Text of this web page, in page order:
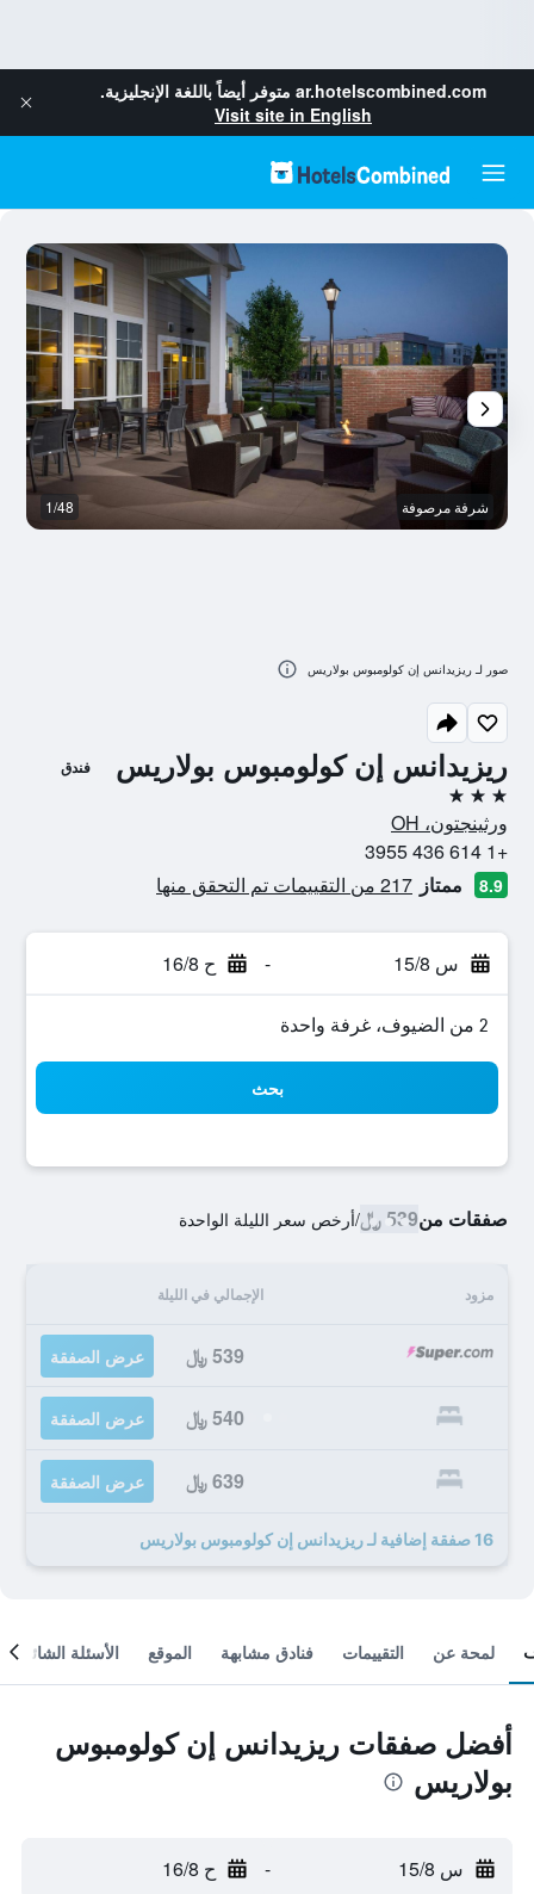
ar.hotelscombined.com متوفر أيضاً باللغة الإنجليزية.
Visit site in English
ريزيدانس إن كولومبوس بولاريس فندق
3 نجوم
ورثينجتون، OH
+1 614 436 3955
8.9 ممتاز 217 من التقييمات تم التحقق منها
س 15/8 - ح 16/8
2 من الضيوف، غرفة واحدة
بحث
صفقات من539 ﷼ /أرخص سعر الليلة الواحدة
مزود الإجمالي في الليلة
539 ﷼ عرض الصفقة
540 ﷼ عرض الصفقة
639 ﷼ عرض الصفقة
16 صفقة إضافية لـ ريزيدانس إن كولومبوس بولاريس
شرفة مرصوفة 1/48
صور لـ ريزيدانس إن كولومبوس بولاريس
لمحة عن التقييمات فنادق مشابهة الموقع الأسئلة الشائعة
أفضل صفقات ريزيدانس إن كولومبوس
بولاريس
س 15/8 - ح 16/8